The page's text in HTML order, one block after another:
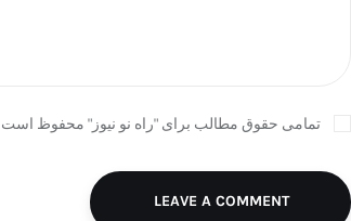
تمامی حقوق مطالب برای "راه نو نیوز" محفوظ است
LEAVE A COMMENT